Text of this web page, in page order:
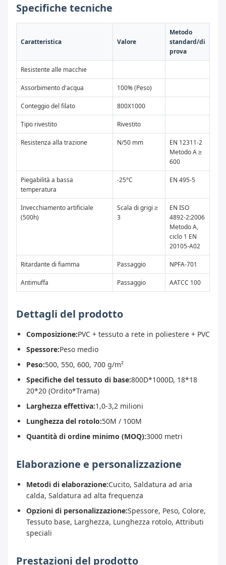
Specifiche tecniche
Caratteristica Valore
Metodo
standard/di
prova
Resistente alle macchie
Assorbimento d'acqua 100% (Peso)
Conteggio del filato 800X1000
Tipo rivestito Rivestito
Resistenza alla trazione N/50 mm
EN 12311-2
Metodo A ≥
600
Piegabilità a bassa
temperatura
-25°C EN 495-5
Invecchiamento artificiale
(500h)
Scala di grigi ≥
3
EN ISO
4892-2:2006
Metodo A,
ciclo 1 EN
20105-A02
Ritardante di fiamma Passaggio NPFA-701
Antimuffa Passaggio AATCC 100
Dettagli del prodotto
Composizione:PVC + tessuto a rete in poliestere + PVC
Spessore:Peso medio
Peso:500, 550, 600, 700 g/m²
Specifiche del tessuto di base:800D*1000D, 18*18
20*20 (Ordito*Trama)
Larghezza effettiva:1,0-3,2 milioni
Lunghezza del rotolo:50M / 100M
Quantità di ordine minimo (MOQ):3000 metri
Elaborazione e personalizzazione
Metodi di elaborazione:Cucito, Saldatura ad aria
calda, Saldatura ad alta frequenza
Opzioni di personalizzazione:Spessore, Peso, Colore,
Tessuto base, Larghezza, Lunghezza rotolo, Attributi
speciali
Prestazioni del prodotto